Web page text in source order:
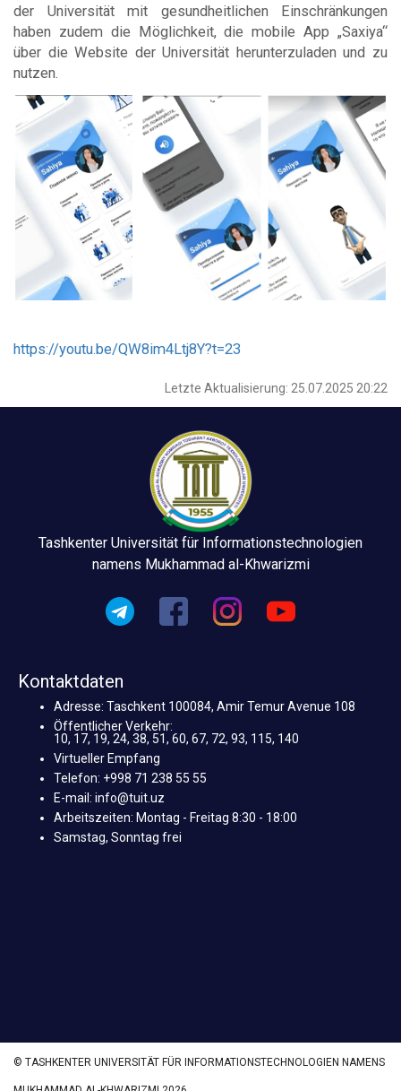
der Universität mit gesundheitlichen Einschränkungen
haben zudem die Möglichkeit, die mobile App „Saxiya“
über die Website der Universität herunterzuladen und zu
nutzen.
https://youtu.be/QW8im4Ltj8Y?t=23
Letzte Aktualisierung: 25.07.2025 20:22
Tashkenter Universität für Informationstechnologien
namens Mukhammad al-Khwarizmi
Kontaktdaten
Adresse: Taschkent 100084, Amir Temur Avenue 108
Öffentlicher Verkehr:
10, 17, 19, 24, 38, 51, 60, 67, 72, 93, 115, 140
Virtueller Empfang
Telefon: +998 71 238 55 55
E-mail: info@tuit.uz
Arbeitszeiten: Montag - Freitag 8:30 - 18:00
Samstag, Sonntag frei
© TASHKENTER UNIVERSITÄT FÜR INFORMATIONSTECHNOLOGIEN NAMENS